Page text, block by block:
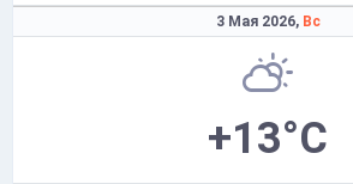
3 Мая 2026, Вс
+13°C